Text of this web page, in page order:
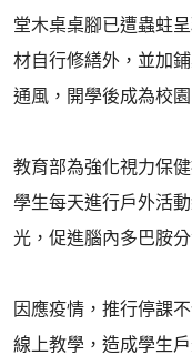
堂木桌桌腳已遭蟲蛀
材自行修繕外，並加
通風，開學後成為校
教育部為強化視力保
學生每天進行戶外活
光，促進腦內多巴胺
因應疫情，推行停課
線上教學，造成學生